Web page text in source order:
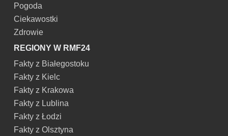
Pogoda
Ciekawostki
Zdrowie
REGIONY W RMF24
Fakty z Białegostoku
Fakty z Kielc
Fakty z Krakowa
Fakty z Lublina
Fakty z Łodzi
Fakty z Olsztyna